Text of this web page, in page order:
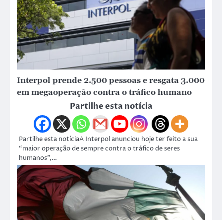
Interpol prende 2.500 pessoas e resgata 3.000
em megaoperação contra o tráfico humano
Partilhe esta notícia
Partilhe esta notíciaA Interpol anunciou hoje ter feito a sua
“maior operação de sempre contra o tráfico de seres
humanos”,…